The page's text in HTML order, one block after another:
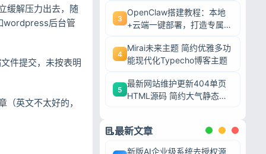
缓解压力出去，随
wordpress后台管
件提交，未按表明
英文不太好的，
3
OpenClaw搭建教程：本地
+云端一键部署，打造专属AI
4
Mirai未来主题 简约优雅多功
能现代化Typecho博客主题
5
最新网站维护更新404单页
HTML源码 简约大气静态模
最新文章
新版AI企业级系统去授权源